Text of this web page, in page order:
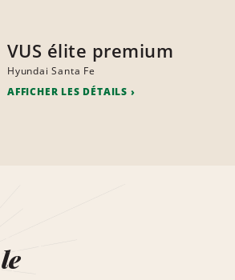
VUS élite premium
Hyundai Santa Fe
AFFICHER LES DÉTAILS